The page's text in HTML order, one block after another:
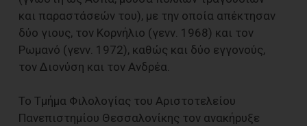
και παραστάσεών του), με την οποία απέκτησαν
δύο γιους, τον Κορνήλιο (γενν. 1968) και τον
Ρωμανό (γενν. 1972), καθώς και δύο εγγονούς,
τον Διονύση και τον Ανδρέα.
Το Τμήμα Φιλολογίας του Αριστοτελείου
Πανεπιστημίου Θεσσαλονίκης τον ανακήρυξε